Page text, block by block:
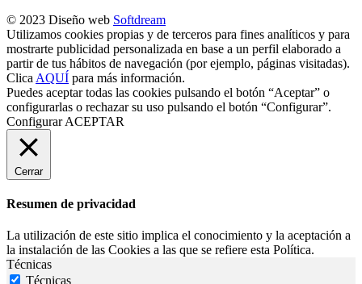
© 2023 Diseño web Softdream
Utilizamos cookies propias y de terceros para fines analíticos y para
mostrarte publicidad personalizada en base a un perfil elaborado a
partir de tus hábitos de navegación (por ejemplo, páginas visitadas).
Clica AQUÍ para más información.
Puedes aceptar todas las cookies pulsando el botón “Aceptar” o
configurarlas o rechazar su uso pulsando el botón “Configurar”.
Configurar ACEPTAR
Cerrar
Resumen de privacidad
La utilización de este sitio implica el conocimiento y la aceptación a
la instalación de las Cookies a las que se refiere esta Política.
Técnicas
Técnicas